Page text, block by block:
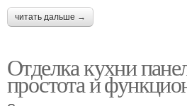
читать дальше →
Отделка кухни
простота и